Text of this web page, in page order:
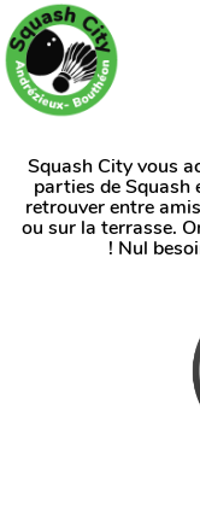
Squash City vous
parties de Squash
retrouver entre
ou sur la terrasse.
! Nul